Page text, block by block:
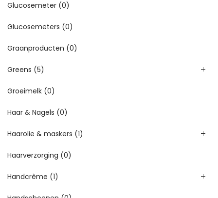
Glucosemeter (0)
Glucosemeters (0)
Graanproducten (0)
Greens (5)
Groeimelk (0)
Haar & Nagels (0)
Haarolie & maskers (1)
Haarverzorging (0)
Handcrème (1)